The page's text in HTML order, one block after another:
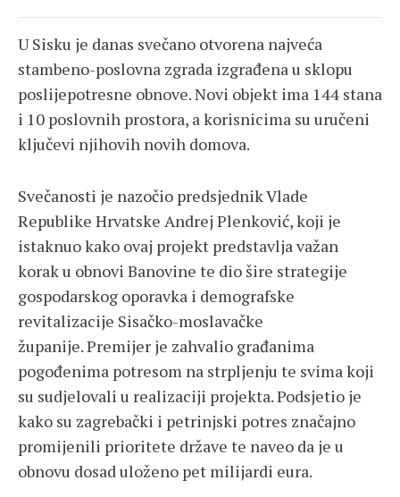
U Sisku je danas svečano otvorena najveća
stambeno-poslovna zgrada izgrađena u sklopu
poslijepotresne obnove. Novi objekt ima 144 stana
i 10 poslovnih prostora, a korisnicima su uručeni
ključevi njihovih novih domova.
Svečanosti je nazočio predsjednik Vlade
Republike Hrvatske Andrej Plenković, koji je
istaknuo kako ovaj projekt predstavlja važan
korak u obnovi Banovine te dio šire strategije
gospodarskog oporavka i demografske
revitalizacije Sisačko-moslavačke
županije. Premijer je zahvalio građanima
pogođenima potresom na strpljenju te svima koji
su sudjelovali u realizaciji projekta. Podsjetio je
kako su zagrebački i petrinjski potres značajno
promijenili prioritete države te naveo da je u
obnovu dosad uloženo pet milijardi eura.